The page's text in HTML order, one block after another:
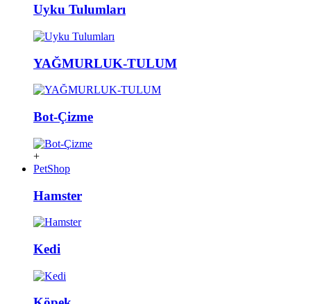
Uyku Tulumları
YAĞMURLUK-TULUM
Bot-Çizme
+
PetShop
Hamster
Kedi